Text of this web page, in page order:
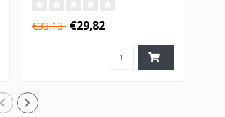
€33,13 €29,82